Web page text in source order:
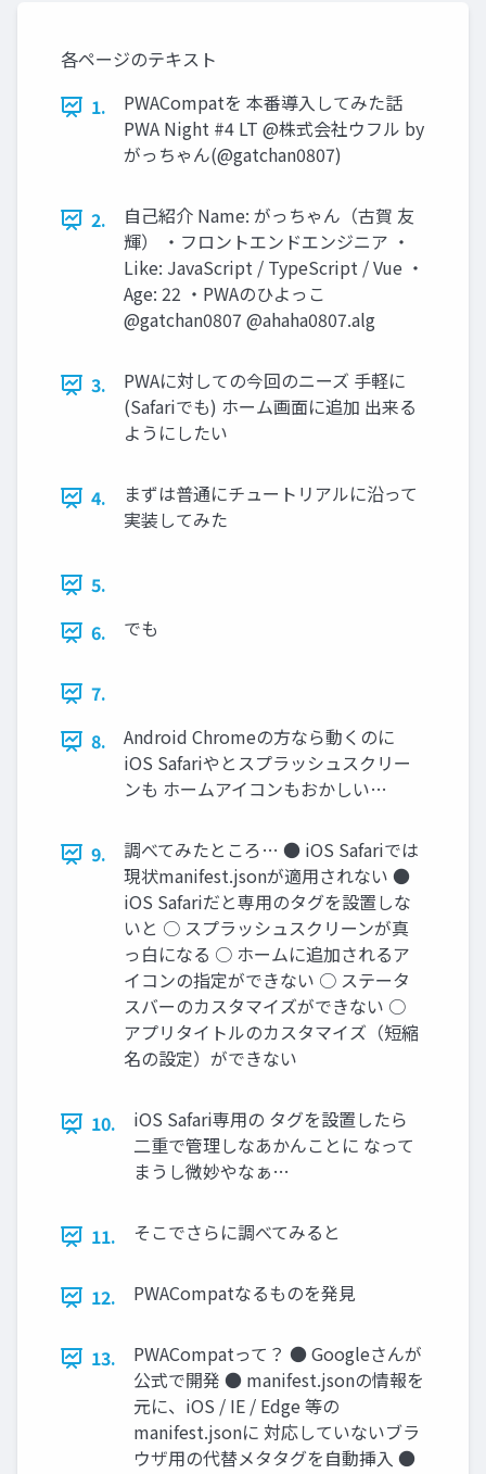
各ページのテキスト
1.
PWACompatを 本番導入してみた話
PWA Night #4 LT @株式会社ウフル by
がっちゃん(@gatchan0807)
2.
自己紹介 Name: がっちゃん（古賀 友
輝） ・フロントエンドエンジニア ・
Like: JavaScript / TypeScript / Vue ・
Age: 22 ・PWAのひよっこ
@gatchan0807 @ahaha0807.alg
3.
PWAに対しての今回のニーズ 手軽に
(Safariでも) ホーム画面に追加 出来る
ようにしたい
4.
まずは普通にチュートリアルに沿って
実装してみた
5.
6.
でも
7.
8.
Android Chromeの方なら動くのに
iOS Safariやとスプラッシュスクリー
ンも ホームアイコンもおかしい…
9.
調べてみたところ… ● iOS Safariでは
現状manifest.jsonが適用されない ●
iOS Safariだと専用のタグを設置しな
いと ○ スプラッシュスクリーンが真
っ白になる ○ ホームに追加されるア
イコンの指定ができない ○ ステータ
スバーのカスタマイズができない ○
アプリタイトルのカスタマイズ（短縮
名の設定）ができない
10.
iOS Safari専用の タグを設置したら
二重で管理しなあかんことに なって
まうし微妙やなぁ…
11. そこでさらに調べてみると
12. PWACompatなるものを発見
13.
PWACompatって？ ● Googleさんが
公式で開発 ● manifest.jsonの情報を
元に、iOS / IE / Edge 等の
manifest.jsonに 対応していないブラ
ウザ用の代替メタタグを自動挿入 ●